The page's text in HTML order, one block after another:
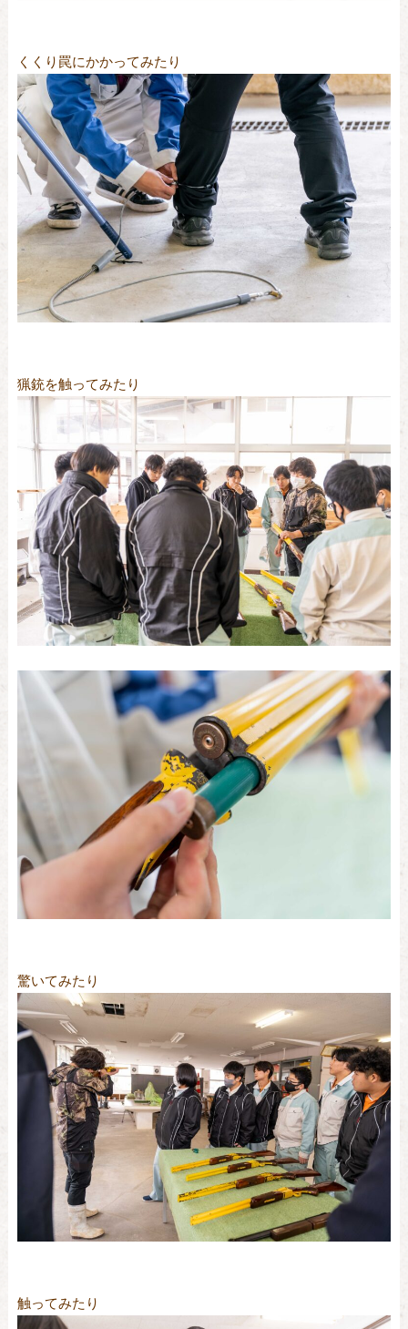
くくり罠にかかってみたり
猟銃を触ってみたり
驚いてみたり
触ってみたり